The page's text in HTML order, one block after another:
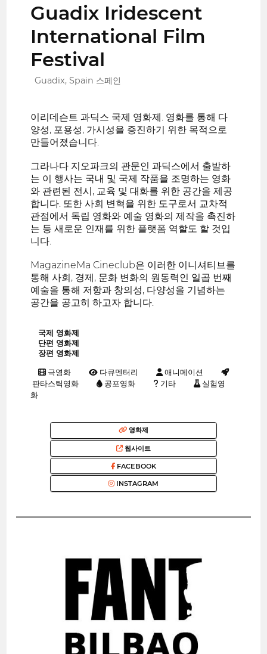
Guadix Iridescent
International Film
Festival
Guadix, Spain 스페인
이리데슨트 과딕스 국제 영화제. 영화를 통해 다
양성, 포용성, 가시성을 증진하기 위한 목적으로
만들어졌습니다.
그라나다 지오파크의 관문인 과딕스에서 출발하
는 이 행사는 국내 및 국제 작품을 조명하는 영화
와 관련된 전시, 교육 및 대화를 위한 공간을 제공
합니다. 또한 사회 변혁을 위한 도구로서 교차적
관점에서 독립 영화와 예술 영화의 제작을 촉진하
는 등 새로운 인재를 위한 플랫폼 역할도 할 것입
니다.
MagazineMa Cineclub은 이러한 이니셔티브를
통해 사회, 경제, 문화 변화의 원동력인 일곱 번째
예술을 통해 저항과 창의성, 다양성을 기념하는
공간을 공고히 하고자 합니다.
국제 영화제
단편 영화제
장편 영화제
극영화 다큐멘터리
애니메이션
판타스틱영화
공포영화 기타
실험영
화
영화제
웹사이트
FACEBOOK
INSTAGRAM